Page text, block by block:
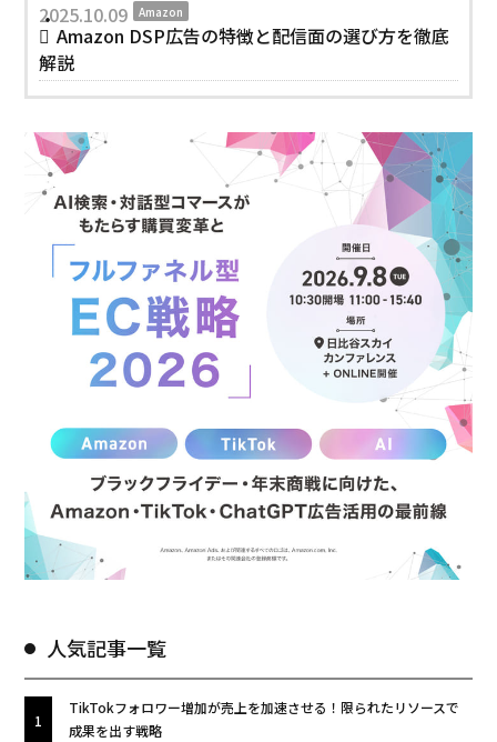
2025.10.09
Amazon
Amazon DSP広告の特徴と配信面の選び方を徹底
解説
人気記事一覧
TikTokフォロワー増加が売上を加速させる！限られたリソースで
成果を出す戦略